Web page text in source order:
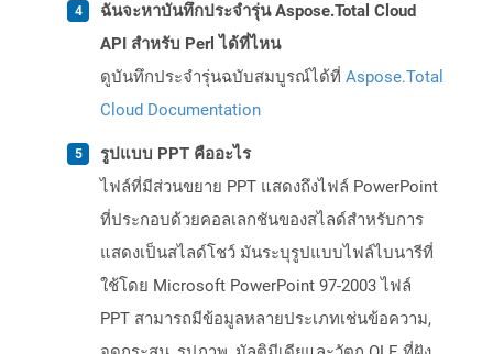
ฉันจะหาบันทึกประจำรุ่น Aspose.Total Cloud
API สำหรับ Perl ได้ที่ไหน
ดูบันทึกประจำรุ่นฉบับสมบูรณ์ได้ที่ Aspose.Total
Cloud Documentation
รูปแบบ PPT คืออะไร
ไฟล์ที่มีส่วนขยาย PPT แสดงถึงไฟล์ PowerPoint
ที่ประกอบด้วยคอลเลกชันของสไลด์สำหรับการ
แสดงเป็นสไลด์โชว์ มันระบุรูปแบบไฟล์ไบนารีที่
ใช้โดย Microsoft PowerPoint 97-2003 ไฟล์
PPT สามารถมีข้อมูลหลายประเภทเช่นข้อความ,